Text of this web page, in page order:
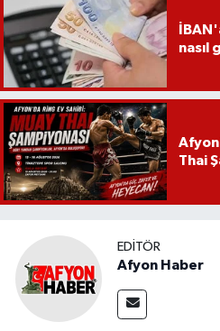
nasıl
Thai
EDITÖR
Afyon Haber